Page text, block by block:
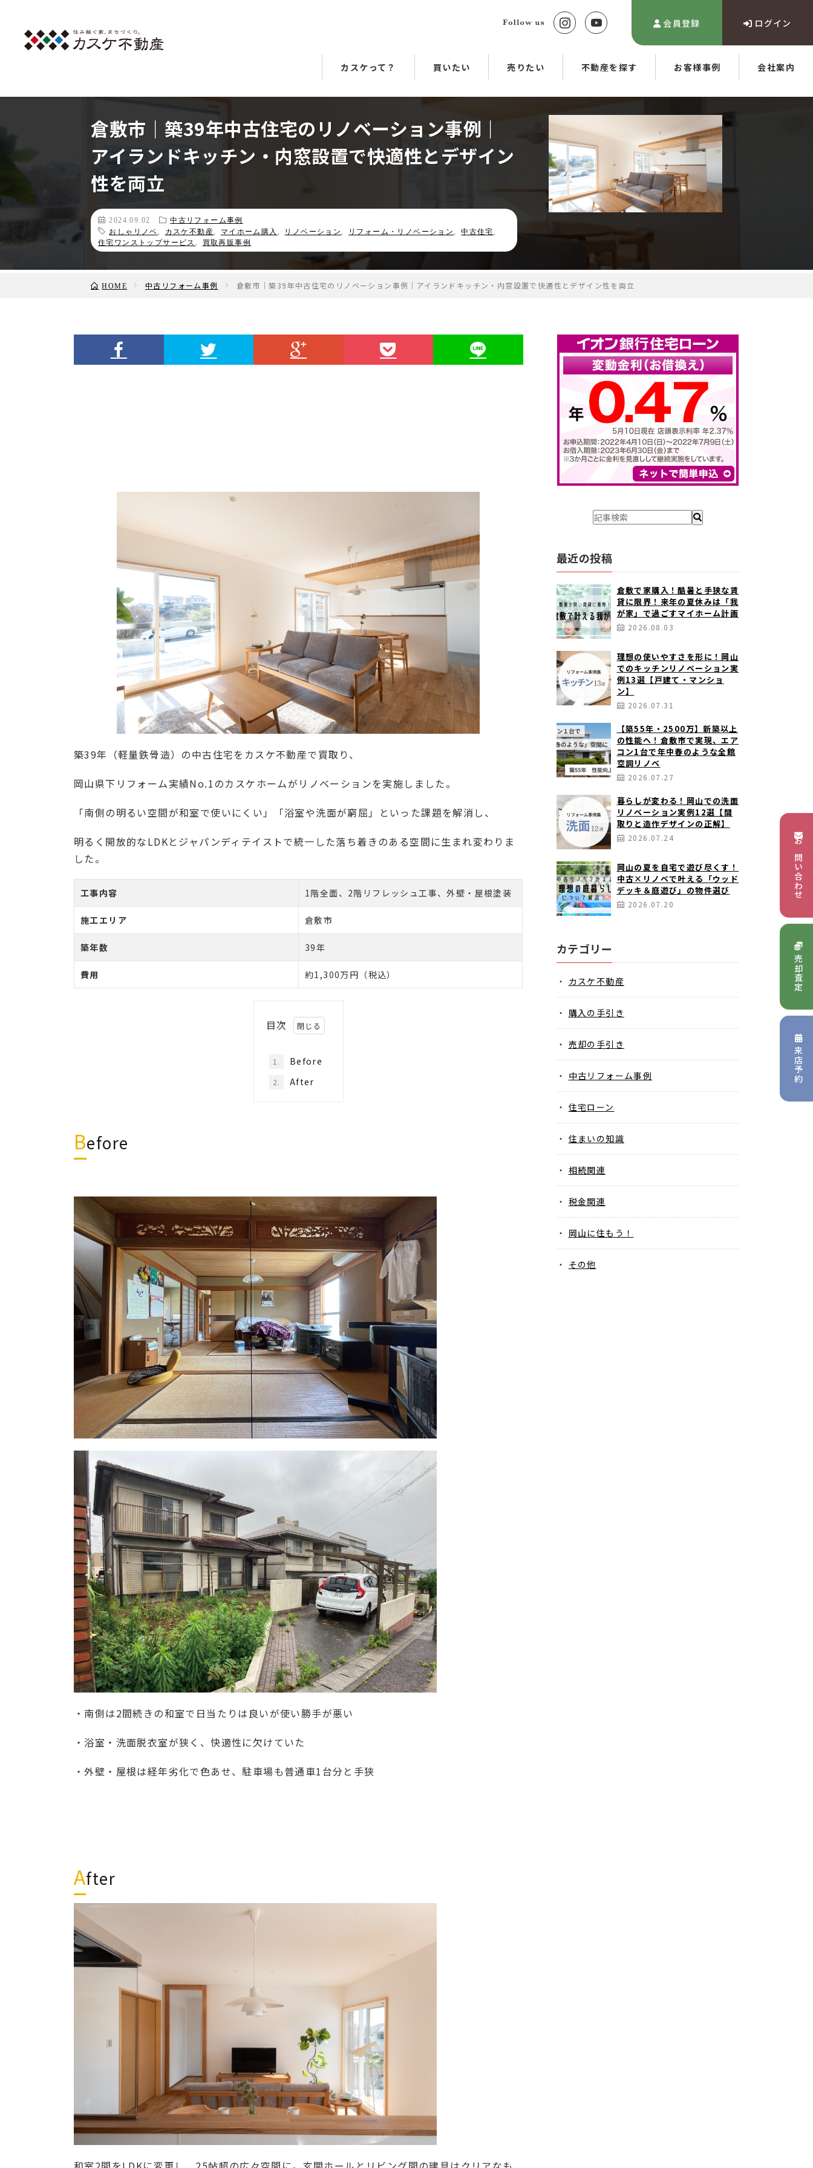
会員登録 ログイン
カスケって？ 買いたい 売りたい 不動産を探す お客様事例 会社案内
倉敷市｜築39年中古住宅のリノベーション事例｜
アイランドキッチン・内窓設置で快適性とデザイン
性を両立
2024.09.02
中古リフォーム事例
おしゃリノベ
カスケ不動産 マイホーム購入 リノベーション リフォーム・リノベーション ,中古住宅
住宅ワンストップサービス
買取再販事例
HOME 中古リフォーム事例 倉敷市｜築39年中古住宅のリノベーション事例｜アイランドキッチン・内窓設置で快適性とデザイン性を両立
築39年（軽量鉄骨造）の中古住宅をカスケ不動産で買取り、
岡山県下リフォーム実績No.1のカスケホームがリノベーションを実施しました。
「南側の明るい空間が和室で使いにくい」「浴室や洗面が窮屈」といった課題を解消し、
明るく開放的なLDKとジャパンディテイストで統一した落ち着きのある空間に生まれ変わりま
した。
工事内容 1階全面、2階リフレッシュ工事、外壁・屋根塗装
施工エリア 倉敷市
築年数 39年
費用 約1,300万円（税込）
目次
1. Before
2. After
Before
・南側は2間続きの和室で日当たりは良いが使い勝手が悪い
・浴室・洗面脱衣室が狭く、快適性に欠けていた
・外壁・屋根は経年劣化で色あせ、駐車場も普通車1台分と手狭
After
最近の投稿
倉敷で家購入！酷暑と手狭な賃
貸に限界！来年の夏休みは「我
が家」で過ごすマイホーム計画
2026.08.03
理想の使いやすさを形に！岡山
でのキッチンリノベーション実
例13選【戸建て・マンショ
ン】
2026.07.31
【築55年・2500万】新築以上
の性能へ！倉敷市で実現、エア
コン1台で年中春のような全館
空調リノベ
2026.07.27
暮らしが変わる！岡山での洗面
リノベーション実例12選【間
取りと造作デザインの正解】
2026.07.24
岡山の夏を自宅で遊び尽くす！
中古×リノベで叶える「ウッド
デッキ＆庭遊び」の物件選び
2026.07.20
カテゴリー
カスケ不動産
購入の手引き
売却の手引き
中古リフォーム事例
住宅ローン
住まいの知識
相続関連
税金関連
岡山に住もう！
その他
お問い合わせ
売却査定
来店予約